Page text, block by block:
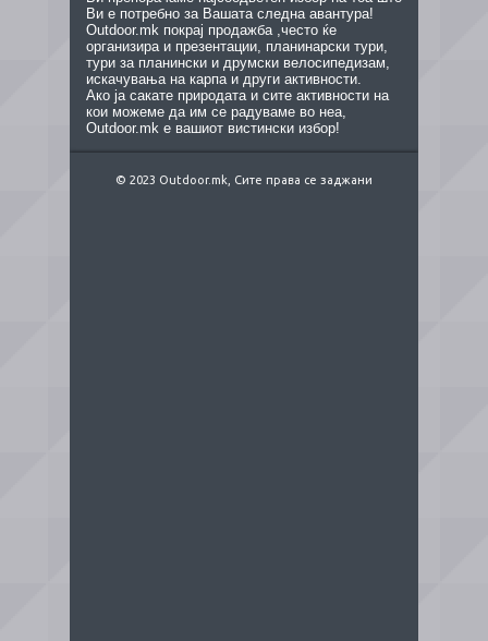
Ви е потребно за Вашата следна авантура!
Outdoor.mk покрај продажба ,често ќе
организира и презентации, планинарски тури,
тури за планински и друмски велосипедизам,
искачувања на карпа и други активности.
Ако ја сакате природата и сите активности на
кои можеме да им се радуваме во неа,
Outdoor.mk е вашиот вистински избор!
© 2023 Outdoor.mk, Сите права се заджани